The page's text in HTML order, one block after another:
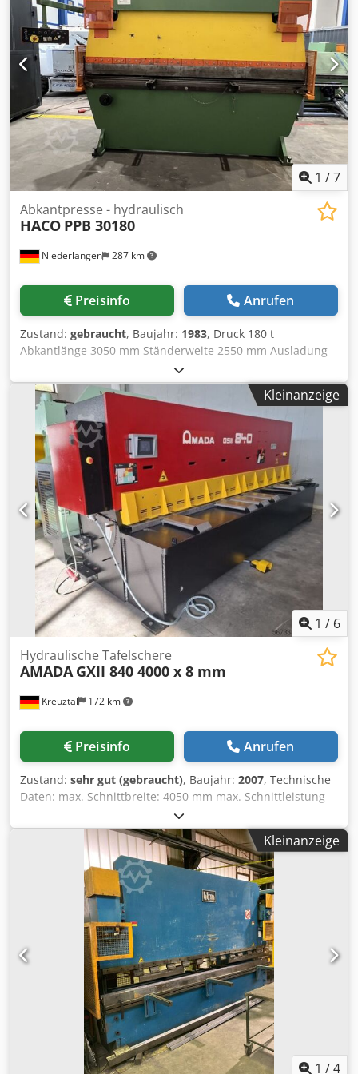
Rückzuggeschwindigkeit 60 mm/sek. - Stößelhub 120 mm -
Verstellbereich Festanschläge 120 mm - Motorleistung ca.
7,5 kW - Ölfüllung ca. 300 l - Platzbedarf ca. B 3850 x H
2300 x T 1600 mm - Gewicht ca. 8700 kg - mit: -
Schwenkarm – Bedientableau mit Steuerung ATL 550 - für
Presstiefe + Hinteranschlag - Mot. Hinteranschlag -
Bombiereinrichtung - Lasersafe FIESSLER - 4-fach
Universalmatrize, geteiltes Spitzwerkzeug +
Rehfußwerkzeug - Zweihandbedienpult, Fußtaster,
1 /7
Niederlangen 287 km
Abkantpresse - hydraulisch
HACO PPB 30180
Preisinfo Anrufen
Zustand: gebraucht, Baujahr: 1983, Druck 180 t
Abkantlänge 3050 mm Ständerweite 2550 mm Ausladung
250 mm Hub 150 mm Rückzugsgeschwindigkeit 65 mm/sec
Zustellgeschwindigkeit 50 mm/sec Arbeitshöhe 1010 mm
Ölinhalt 150 l Gesamtleistungsbedarf 11 kW
Maschinengewicht ca. 9500 kg Abmessungen 3100 x 1750 x
2850 mm Ausstattung: - gesteuerte Achsen: Y1 , Y2 , X
Dwsdpfx Answa Dyzokoa - elektrischer Hinteranschlag, von
vorne einstellbar * Feineinstellung über Handkurbel* - 2
vordere Auflegearme - Oberwerkzeug - Unterwerkzeug =
Matrizenblock - hintere + seitliche Schutzeinrichtung -
Fußbedienung
Kleinanzeige
1 / 6
Kreuztal 172 km
Hydraulische Tafelschere
AMADA GXII 840 4000 x 8 mm
Preisinfo Anrufen
Zustand: sehr gut (gebraucht), Baujahr: 2007, Technische
Daten: max. Schnittbreite: 4050 mm max. Schnittleistung
bei Stahl ST40: 8,0 mm max. Schnittleistung bei Edelstahl:
6,0 mm max. Schnittleistung bei Aluminium: 8,0 mm
motor. verstellbarer Parallelanschlag: 1000 mm
Schnittspaltverstellung Schnittwinkeleinstellung: 2,2°
Blechhochhalteeinrichtung Motorleistung: 15 kW
Abmessungen (Länge x Breite x Höhe): ca. 4800 x 2200 x
2150 mm Dwjdpfeywd Ndex Anksa Gewicht: ca. 11,5-
Tonnen Der Verkäufer haftet nicht für Schreib- oder
Datenübermittlungsfehler. Die Maschine ist in Optik,
Technik und Verschleiß dem Alter entsprechend;
gebrauchte Maschinen werden ohne jegliche
Gewährleistung verkauft.
Kleinanzeige
1 /4